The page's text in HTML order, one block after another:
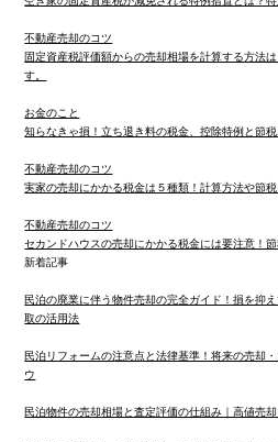
不動産売却のコツ
固定資産税評価額からの売却相場を計算する方法
す。
お金のこと
知らなきゃ損！立ち退き料の税金、控除特例と節税
不動産売却のコツ
実家の売却にかかる税金は５種類！計算方法や節
不動産売却のコツ
セカンドハウスの売却にかかる税金には要注意！節
新着記事
民泊の廃業に伴う物件売却の完全ガイド！損を抑
取の活用法
民泊リフォームの注意点と法律基準！将来の売却
ウ
民泊物件の売却相場と査定評価の仕組み｜高値売